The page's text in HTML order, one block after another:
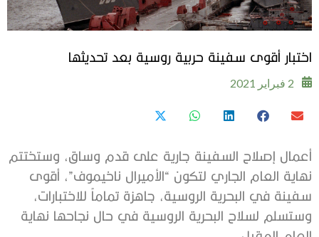
اختبار أقوى سفينة حربية روسية بعد تحديثها
2 فبراير 2021
أعمال إصلاح السفينة جارية على قدم وساق، وستختتم
نهاية العام الجاري لتكون “الأميرال ناخيموف”، أقوى
سفينة في البحرية الروسية، جاهزة تماماً للاختبارات،
وستسلم لسلاح البحرية الروسية في حال نجاحها نهاية